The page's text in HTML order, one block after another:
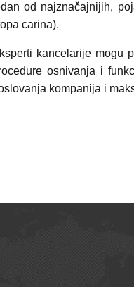
od najznačajnijih,
carina).
kancelarije mogu
osnivanja i
kompanija i